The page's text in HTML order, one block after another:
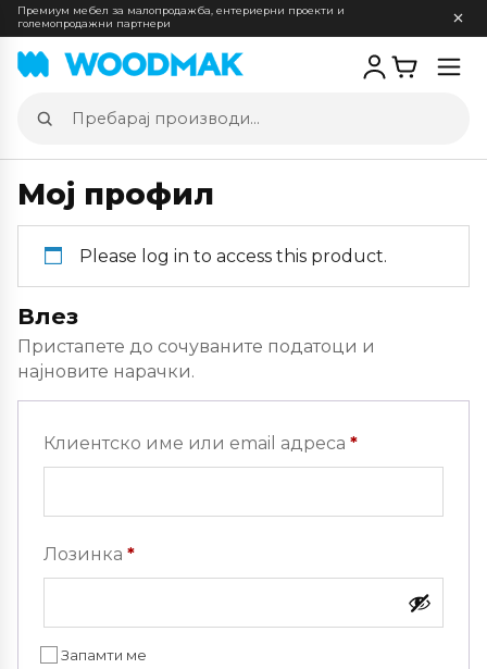
Премиум мебел за малопродажба, ентериерни проекти и
големопродажни партнери
Пребарај
производи
Мој профил
Please log in to access this product.
Влез
Пристапете до сочуваните податоци и
најновите нарачки.
Клиентско име или email адреса *
Лозинка *Задолжително
Запамти ме